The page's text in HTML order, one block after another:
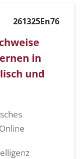
261325En76
in
und